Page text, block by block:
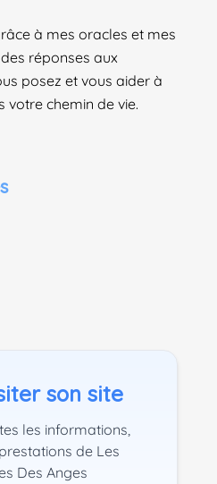
à mes oracles et mes
réponses aux
posez et vous aider à
votre chemin de vie.
son site
les informations,
de Les
Des Anges